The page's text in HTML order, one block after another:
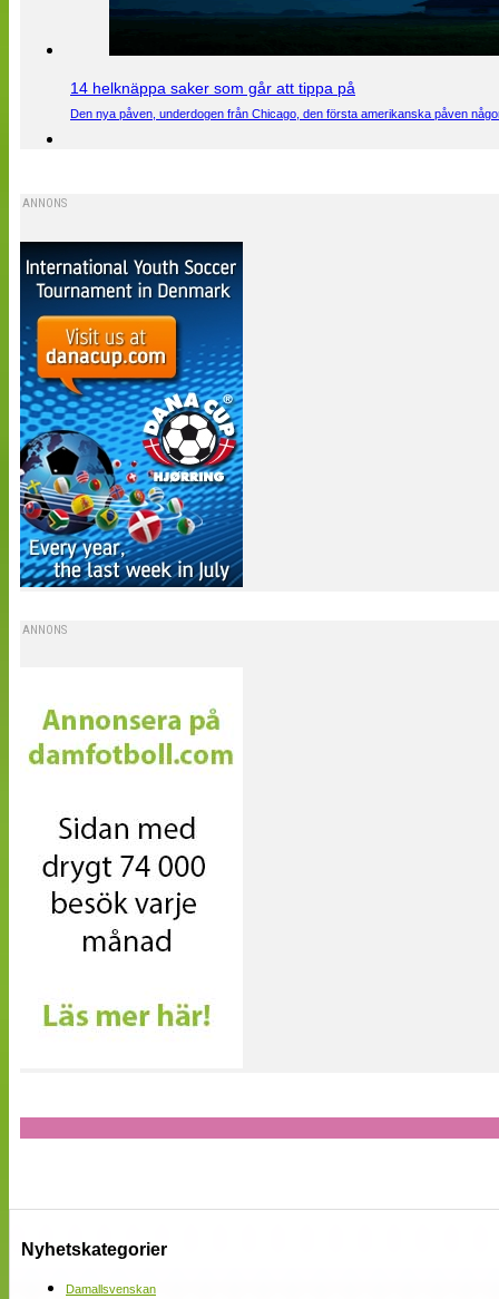
14 helknäppa saker som går att tippa på
Den nya påven, underdogen från Chicago, den första amerikanska påven
ANNONS
ANNONS
Nyhetskategorier
Damallsvenskan